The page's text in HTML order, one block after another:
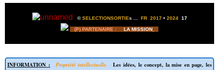
© SELECTIONSORTIEs FR 2017 • 2024 17
(P) PARTENAIRE : LA MISSION
INFORMATION : Propriété intellectuelle.
Les idées, le concept, la mise en page, les